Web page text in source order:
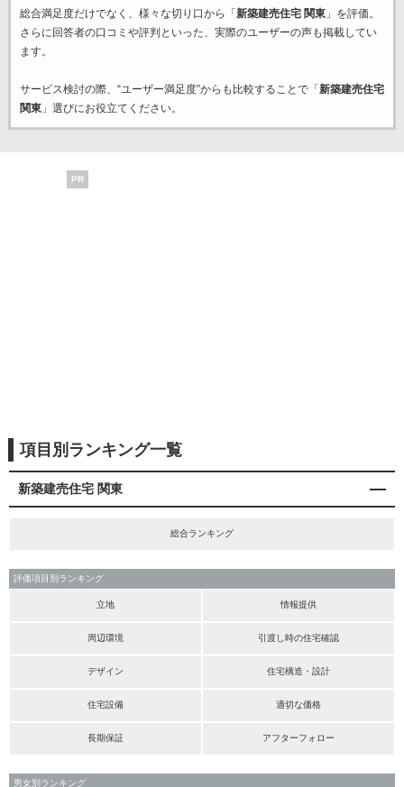
総合満足度だけでなく、様々な切り口から「 新築建売住宅 関東」を評価。
さらに回答者の口コミや評判といった、実際のユーザーの声も掲載してい
ます。
サービス検討の際、“ユーザー満足度”からも比較することで「 新築建売住宅
関東」選びにお役立てください。
PR
項目別ランキング一覧
新築建売住宅 関東
総合ランキング
評価項目別ランキング
立地 情報提供
周辺環境 引渡し時の住宅確認
デザイン 住宅構造・設計
住宅設備 適切な価格
長期保証 アフターフォロー
男女別ランキング